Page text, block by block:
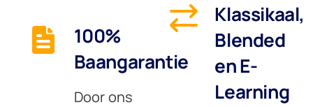
100%
Baangarantie
Door ons
Klassikaal,
Blended
en E-
Learning